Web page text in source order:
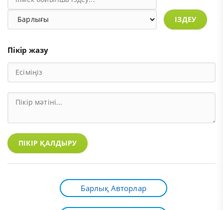
ІЗДЕУ
Пікір жазу
ПІКІР ҚАЛДЫРУ
Барлық Авторлар